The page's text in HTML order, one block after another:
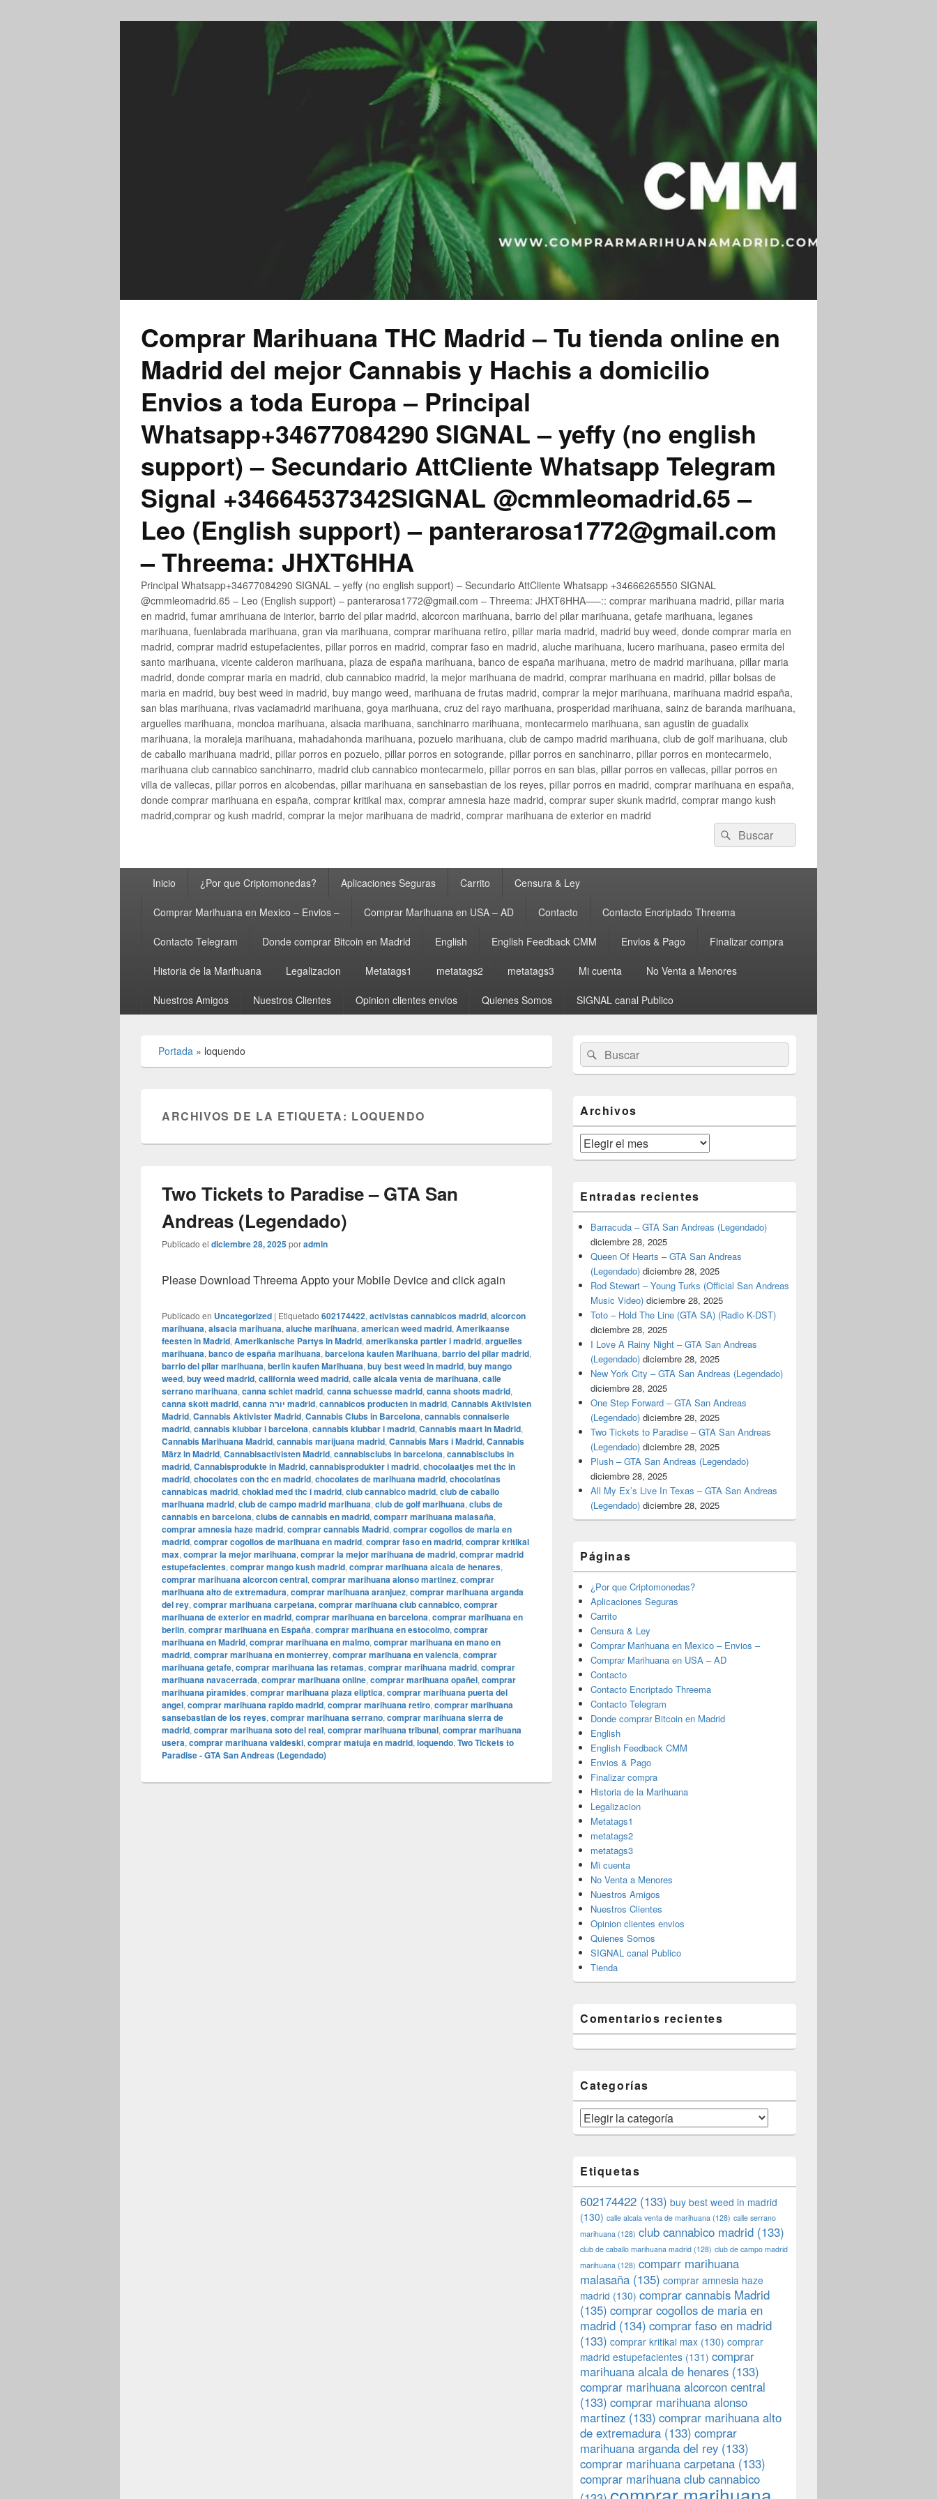
Comprar Marihuana THC Madrid – Tu tienda online en
Madrid del mejor Cannabis y Hachis a domicilio
Envios a toda Europa – Principal
Whatsapp+34677084290 SIGNAL – yeffy (no english
support) – Secundario AttCliente Whatsapp Telegram
Signal +34664537342SIGNAL @cmmleomadrid.65 –
Leo (English support) – panterarosa1772@gmail.com
– Threema: JHXT6HHA
Principal Whatsapp+34677084290 SIGNAL – yeffy (no english support) – Secundario AttCliente Whatsapp +34666265550 SIGNAL
@cmmleomadrid.65 – Leo (English support) – panterarosa1772@gmail.com – Threema: JHXT6HHA—–:: comprar marihuana madrid, pillar maria
en madrid, fumar amrihuana de interior, barrio del pilar madrid, alcorcon marihuana, barrio del pilar marihuana, getafe marihuana, leganes
marihuana, fuenlabrada marihuana, gran via marihuana, comprar marihuana retiro, pillar maria madrid, madrid buy weed, donde comprar maria en
madrid, comprar madrid estupefacientes, pillar porros en madrid, comprar faso en madrid, aluche marihuana, lucero marihuana, paseo ermita del
santo marihuana, vicente calderon marihuana, plaza de españa marihuana, banco de españa marihuana, metro de madrid marihuana, pillar maria
madrid, donde comprar maria en madrid, club cannabico madrid, la mejor marihuana de madrid, comprar marihuana en madrid, pillar bolsas de
maria en madrid, buy best weed in madrid, buy mango weed, marihuana de frutas madrid, comprar la mejor marihuana, marihuana madrid españa,
san blas marihuana, rivas vaciamadrid marihuana, goya marihuana, cruz del rayo marihuana, prosperidad marihuana, sainz de baranda marihuana,
arguelles marihuana, moncloa marihuana, alsacia marihuana, sanchinarro marihuana, montecarmelo marihuana, san agustin de guadalix
marihuana, la moraleja marihuana, mahadahonda marihuana, pozuelo marihuana, club de campo madrid marihuana, club de golf marihuana, club
de caballo marihuana madrid, pillar porros en pozuelo, pillar porros en sotogrande, pillar porros en sanchinarro, pillar porros en montecarmelo,
marihuana club cannabico sanchinarro, madrid club cannabico montecarmelo, pillar porros en san blas, pillar porros en vallecas, pillar porros en
villa de vallecas, pillar porros en alcobendas, pillar marihuana en sansebastian de los reyes, pillar porros en madrid, comprar marihuana en españa,
donde comprar marihuana en españa, comprar kritikal max, comprar amnesia haze madrid, comprar super skunk madrid, comprar mango kush
madrid,comprar og kush madrid, comprar la mejor marihuana de madrid, comprar marihuana de exterior en madrid
Buscar
por:
Buscar
principalInicio ¿Por que Criptomonedas? Aplicaciones Seguras Carrito Censura & Ley
Comprar Marihuana en Mexico – Envios – Comprar Marihuana en USA – AD Contacto Contacto Encriptado Threema
Contacto Telegram Donde comprar Bitcoin en Madrid English English Feedback CMM Envios & Pago Finalizar compra
Historia de la Marihuana Legalizacion Metatags1 metatags2 metatags3 Mi cuenta No Venta a Menores
Nuestros Amigos Nuestros Clientes Opinion clientes envios Quienes Somos SIGNAL canal Publico
Portada » loquendo
ARCHIVOS DE LA ETIQUETA: LOQUENDO
Two Tickets to Paradise – GTA San
Andreas (Legendado)
Publicado el diciembre 28, 2025poradmin
Please Download Threema Appto your Mobile Device and click again
Publicado en Uncategorized | Etiquetado 602174422, activistas cannabicos madrid, alcorcon
marihuana, alsacia marihuana, aluche marihuana, american weed madrid, Amerikaanse
feesten in Madrid, Amerikanische Partys in Madrid, amerikanska partier i madrid, arguelles
marihuana, banco de españa marihuana, barcelona kaufen Marihuana, barrio del pilar madrid,
barrio del pilar marihuana, berlin kaufen Marihuana, buy best weed in madrid, buy mango
weed, buy weed madrid, california weed madrid, calle alcala venta de marihuana, calle
serrano marihuana, canna schiet madrid, canna schuesse madrid, canna shoots madrid,
canna skott madrid, canna יורה madrid, cannabicos producten in madrid, Cannabis Aktivisten
Madrid, Cannabis Aktivister Madrid, Cannabis Clubs in Barcelona, cannabis connaiserie
madrid, cannabis klubbar i barcelona, cannabis klubbar i madrid, Cannabis maart in Madrid,
Cannabis Marihuana Madrid, cannabis marijuana madrid, Cannabis Mars i Madrid, Cannabis
März in Madrid, Cannabisactivisten Madrid, cannabisclubs in barcelona, cannabisclubs in
madrid, Cannabisprodukte in Madrid, cannabisprodukter i madrid, chocolaatjes met thc in
madrid, chocolates con thc en madrid, chocolates de marihuana madrid, chocolatinas
cannabicas madrid, choklad med thc i madrid, club cannabico madrid, club de caballo
marihuana madrid, club de campo madrid marihuana, club de golf marihuana, clubs de
cannabis en barcelona, clubs de cannabis en madrid, comparr marihuana malasaña,
comprar amnesia haze madrid, comprar cannabis Madrid, comprar cogollos de maria en
madrid, comprar cogollos de marihuana en madrid, comprar faso en madrid, comprar kritikal
max, comprar la mejor marihuana, comprar la mejor marihuana de madrid, comprar madrid
estupefacientes, comprar mango kush madrid, comprar marihuana alcala de henares,
comprar marihuana alcorcon central, comprar marihuana alonso martinez, comprar
marihuana alto de extremadura, comprar marihuana aranjuez, comprar marihuana arganda
del rey, comprar marihuana carpetana, comprar marihuana club cannabico, comprar
marihuana de exterior en madrid, comprar marihuana en barcelona, comprar marihuana en
berlin, comprar marihuana en España, comprar marihuana en estocolmo, comprar
marihuana en Madrid, comprar marihuana en malmo, comprar marihuana en mano en
madrid, comprar marihuana en monterrey, comprar marihuana en valencia, comprar
marihuana getafe, comprar marihuana las retamas, comprar marihuana madrid, comprar
marihuana navacerrada, comprar marihuana online, comprar marihuana opañel, comprar
marihuana pìramides, comprar marihuana plaza eliptica, comprar marihuana puerta del
angel, comprar marihuana rapido madrid, comprar marihuana retiro, comprar marihuana
sansebastian de los reyes, comprar marihuana serrano, comprar marihuana sierra de
madrid, comprar marihuana soto del real, comprar marihuana tribunal, comprar marihuana
usera, comprar marihuana valdeski, comprar matuja en madrid, loquendo, Two Tickets to
Paradise - GTA San Andreas (Legendado)
área
de
widget
lateral
primaria
Buscar
por:
Buscar
Archivos
Archivos
Entradas recientes
Barracuda – GTA San Andreas (Legendado)
diciembre 28, 2025
Queen Of Hearts – GTA San Andreas
(Legendado) diciembre 28, 2025
Rod Stewart – Young Turks (Official San Andreas
Music Video) diciembre 28, 2025
Toto – Hold The Line (GTA SA) (Radio K-DST)
diciembre 28, 2025
I Love A Rainy Night – GTA San Andreas
(Legendado) diciembre 28, 2025
New York City – GTA San Andreas (Legendado)
diciembre 28, 2025
One Step Forward – GTA San Andreas
(Legendado) diciembre 28, 2025
Two Tickets to Paradise – GTA San Andreas
(Legendado) diciembre 28, 2025
Plush – GTA San Andreas (Legendado)
diciembre 28, 2025
All My Ex’s Live In Texas – GTA San Andreas
(Legendado) diciembre 28, 2025
Páginas
¿Por que Criptomonedas?
Aplicaciones Seguras
Carrito
Censura & Ley
Comprar Marihuana en Mexico – Envios –
Comprar Marihuana en USA – AD
Contacto
Contacto Encriptado Threema
Contacto Telegram
Donde comprar Bitcoin en Madrid
English
English Feedback CMM
Envios & Pago
Finalizar compra
Historia de la Marihuana
Legalizacion
Metatags1
metatags2
metatags3
Mi cuenta
No Venta a Menores
Nuestros Amigos
Nuestros Clientes
Opinion clientes envios
Quienes Somos
SIGNAL canal Publico
Tienda
Comentarios recientes
Categorías
Categorías
Etiquetas
602174422 (133) buy best weed in madrid
(130) calle alcala venta de marihuana (128) calle serrano
marihuana (128) club cannabico madrid (133)
club de caballo marihuana madrid (128) club de campo madrid
marihuana (128) comparr marihuana
malasaña (135) comprar amnesia haze
madrid (130) comprar cannabis Madrid
(135) comprar cogollos de maria en
madrid (134) comprar faso en madrid
(133) comprar kritikal max (130) comprar
madrid estupefacientes (131) comprar
marihuana alcala de henares (133)
comprar marihuana alcorcon central
(133) comprar marihuana alonso
martinez (133) comprar marihuana alto
de extremadura (133) comprar
marihuana arganda del rey (133)
comprar marihuana carpetana (133)
comprar marihuana club cannabico